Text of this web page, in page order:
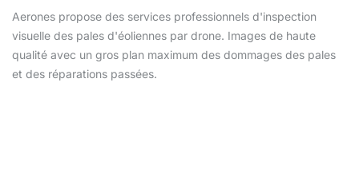
Aerones propose des services professionnels d'inspection
visuelle des pales d'éoliennes par drone. Images de haute
qualité avec un gros plan maximum des dommages des pales
et des réparations passées.